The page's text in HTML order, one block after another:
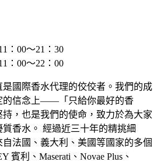
：00～21：30
：00～22：00
是國際香水代理的佼佼者。我們的成
的信念上——「只給你最好的香
，也是我們的使命，致力於為大家
香水。 經過近三十年的精挑細
法國、義大利、美國等國家的多個
賓利、Maserati、Novae Plus、